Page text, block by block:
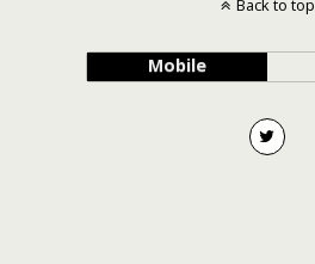
Back to top
Mobile